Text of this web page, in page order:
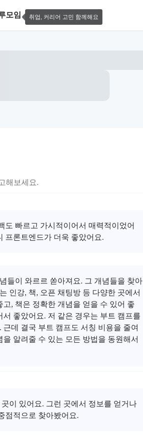
모임 취업, 커리어 고민 함께해요
해보세요.
도 빠르고 가시적이어서 매력적이었어
프론트엔드가 더욱 좋았어요.
들이 와르르 쏟아져요. 그 개념들을 찾아
인강, 책, 오픈 채팅방 등 다양한 곳에서
, 책은 정확한 개념을 얻을 수 있어 좋
좋았어요. 저 같은 경우는 부트 캠프를
데 결국 부트 캠프도 서칭 비용을 줄여
알려줄 수 있는 모든 방법을 동원해서
이 있어요. 그런 곳에서 정보를 얻거나
점적으로 찾아봤어요.